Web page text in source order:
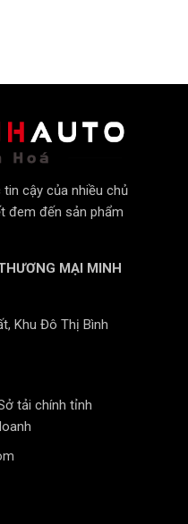
cậy của nhiều chủ
đem đến sản phẩm
MẠI MINH
Khu Đô Thị Bình
tải chính tỉnh